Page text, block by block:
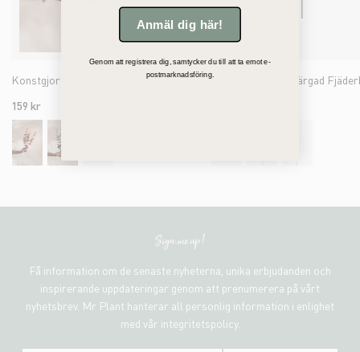
Konstgjord grön Eucalyptus 60cm
159 kr
Sign me up!
Få information om de senaste nyheterna, unika erbjudanden och
inspirerande uppdateringar genom att prenumerera på vårt
nyhetsbrev. Mr Plant hanterar all personlig information i enlighet
med vår integritetspolicy.
Anmäl dig här!
Genom att registrera dig, samtycker du till att ta emot e-
postmarknadsföring.